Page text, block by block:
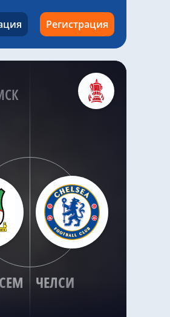
Регистрация
ЧЕЛСИ
хорошо
Саймона
, «Челси»
приобрести
Уортона . Хаби
хочет еще
молодого
лиге, лишив
в
«Пэлас»
английского
в огромную
в 100 миллионов
стерлингов, в то
как «Ливерпуль»
следить за
с серьезным